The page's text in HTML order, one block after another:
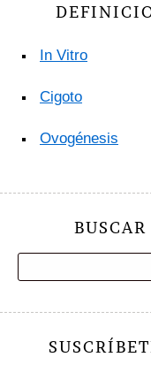
In Vitro
Cigoto
Ovogénesis